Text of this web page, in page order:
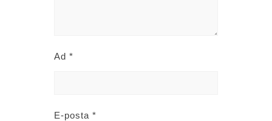
Ad *
E-posta *